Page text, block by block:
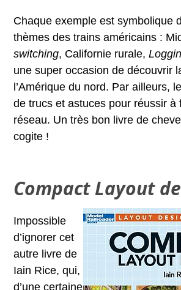
Chaque exemple est symbolique
thèmes des trains américains :
switching, Californie rurale,
une super occasion de découvrir
l’Amérique du nord. Par ailleurs,
de trucs et astuces pour réussir à
réseau. Un très bon livre de
cogite !
Compact Layout
Impossible
d’ignorer cet
autre livre de
Iain Rice, qui,
d’une certaine